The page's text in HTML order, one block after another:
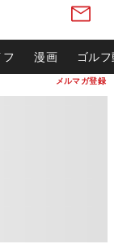
メルマガ登録
フ 漫画 ゴル